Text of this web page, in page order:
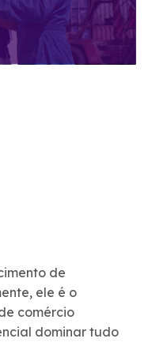
de
ele é o
comércio
dominar tudo